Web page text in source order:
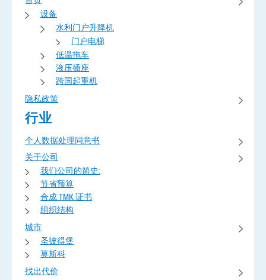
设备
水利门户升降机
门户电梯
低温拖车
液压插座
跨国起重机
隐私政策
行业
个人数据处理同意书
关于公司
我们公司的简史:
节省预算
合成 TMK 证书
组织结构
城市
圣彼得堡
莫斯科
找出代价